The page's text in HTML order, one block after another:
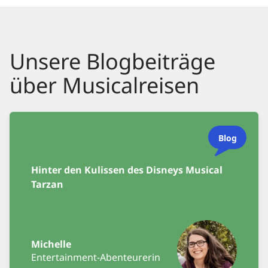
Unsere Blogbeiträge
über Musicalreisen
Blog
Hinter den Kulissen des Disneys Musical
Tarzan
Michelle
Entertainment-Abenteurerin